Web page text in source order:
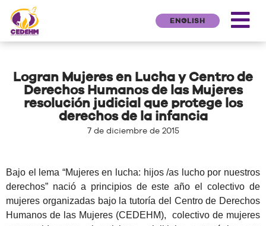
ENGLISH
Logran Mujeres en Lucha y Centro de
Derechos Humanos de las Mujeres
resolución judicial que protege los
derechos de la infancia
7 de diciembre de 2015
Bajo el lema “Mujeres en lucha: hijos /as lucho por nuestros
derechos” nació a principios de este año el colectivo de
mujeres organizadas bajo la tutoría del Centro de Derechos
Humanos de las Mujeres (CEDEHM), colectivo de mujeres